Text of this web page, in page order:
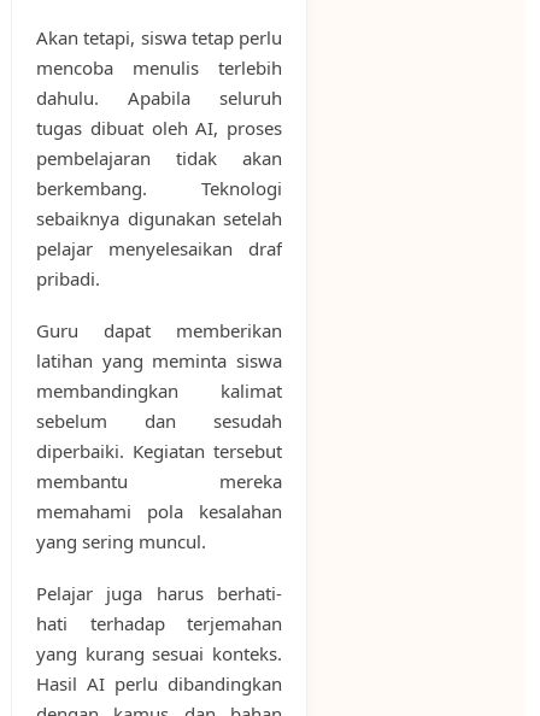
Akan tetapi, siswa tetap perlu
mencoba menulis terlebih
dahulu. Apabila seluruh
tugas dibuat oleh AI, proses
pembelajaran tidak akan
berkembang. Teknologi
sebaiknya digunakan setelah
pelajar menyelesaikan draf
pribadi.
Guru dapat memberikan
latihan yang meminta siswa
membandingkan kalimat
sebelum dan sesudah
diperbaiki. Kegiatan tersebut
membantu mereka
memahami pola kesalahan
yang sering muncul.
Pelajar juga harus berhati-
hati terhadap terjemahan
yang kurang sesuai konteks.
Hasil AI perlu dibandingkan